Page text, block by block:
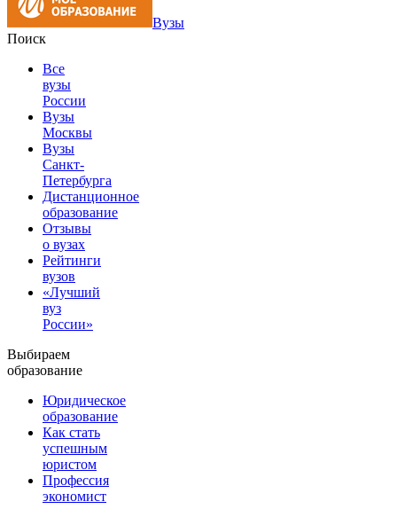
Вузы
Поиск
Все
вузы
России
Вузы
Москвы
Вузы
Санкт-
Петербурга
Дистанционное
образование
Отзывы
о вузах
Рейтинги
вузов
«Лучший
вуз
России»
Выбираем
образование
Юридическое
образование
Как стать
успешным
юристом
Профессия
экономист